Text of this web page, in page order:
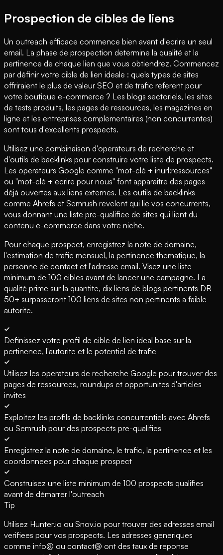
Prospection de cibles de liens
Un outreach efficace commence bien avant d'ecrire un seul
email. La phase de prospection determine la qualité et la
pertinence de chaque lien que vous obtiendrez. Commencez
par définir votre cible de lien ideale : quels types de sites
offriraient le plus de valeur SEO et de trafic referent pour
votre boutique e-commerce ? Les blogs sectoriels, les sites
de tests produits, les pages de ressources, les magazines en
ligne et les entreprises complementaires (non concurrentes)
sont tous d'excellents prospects.
Utilisez une combinaison d'operateurs de recherche et
d'outils de backlinks pour construire votre liste de prospects.
Les operateurs Google comme "mot-clé + inurl:ressources"
ou "mot-clé + ecrire pour nous" font apparaitre des pages
déjà ouvertes aux liens externes. Les outils de backlinks
comme Ahrefs et Semrush revelent qui lie vos concurrents,
vous donnant une liste pre-qualifiee de sites qui lient du
contenu e-commerce dans votre niche.
Pour chaque prospect, enregistrez la note de domaine,
l'estimation de trafic mensuel, la pertinence thematique, la
personne de contact et l'adresse email. Visez une liste
minimum de 100 cibles avant de lancer une campagne. La
qualité prime sur la quantite, dix liens de blogs pertinents DR
50+ surpasseront 100 liens de sites non pertinents a faible
autorite.
Definissez votre profil de cible de lien ideal base sur la
pertinence, l'autorite et le potentiel de trafic
Utilisez les operateurs de recherche Google pour trouver des
pages de ressources, roundups et opportunites d'articles
invites
Exploitez les profils de backlinks concurrentiels avec Ahrefs
ou Semrush pour des prospects pre-qualifies
Enregistrez la note de domaine, le trafic, la pertinence et les
coordonnees pour chaque prospect
Construisez une liste minimum de 100 prospects qualifies
avant de démarrer l'outreach
Tip
Utilisez Hunter.io ou Snov.io pour trouver des adresses email
verifiees pour vos prospects. Les adresses generiques
comme info@ ou contact@ ont des taux de reponse